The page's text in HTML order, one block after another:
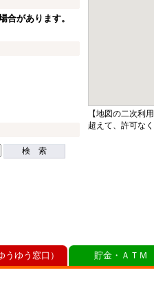
合があります。
検 索
【地図の二次利
超えて、許可な
うゆう窓口） 貯金・ＡＴＭ